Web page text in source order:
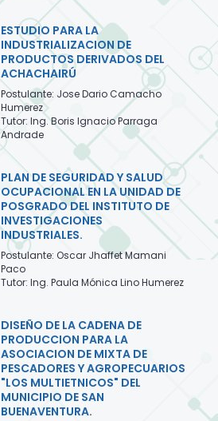
ESTUDIO PARA LA
INDUSTRIALIZACION DE
PRODUCTOS DERIVADOS DEL
ACHACHAIRÚ
Postulante: Jose Dario Camacho
Humerez
Tutor: Ing. Boris Ignacio Parraga
Andrade
PLAN DE SEGURIDAD Y SALUD
OCUPACIONAL EN LA UNIDAD DE
POSGRADO DEL INSTITUTO DE
INVESTIGACIONES
INDUSTRIALES.
Postulante: Oscar Jhaffet Mamani
Paco
Tutor: Ing. Paula Mónica Lino Humerez
DISEÑO DE LA CADENA DE
PRODUCCION PARA LA
ASOCIACION DE MIXTA DE
PESCADORES Y AGROPECUARIOS
"LOS MULTIETNICOS" DEL
MUNICIPIO DE SAN
BUENAVENTURA.